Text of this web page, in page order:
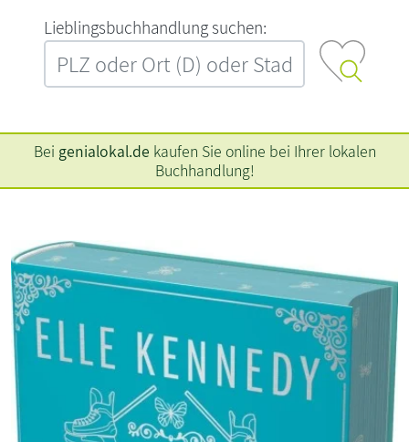
L‍i‍e‍b‍l‍i‍n‍g‍s‍b‍u‍c‍h‍h‍a‍n‍d‍l‍u‍n‍g‍ ‍s‍u‍c‍h‍e‍n‍:‍
Bei genialokal.de kaufen Sie online bei Ihrer lokalen
Buchhandlung!